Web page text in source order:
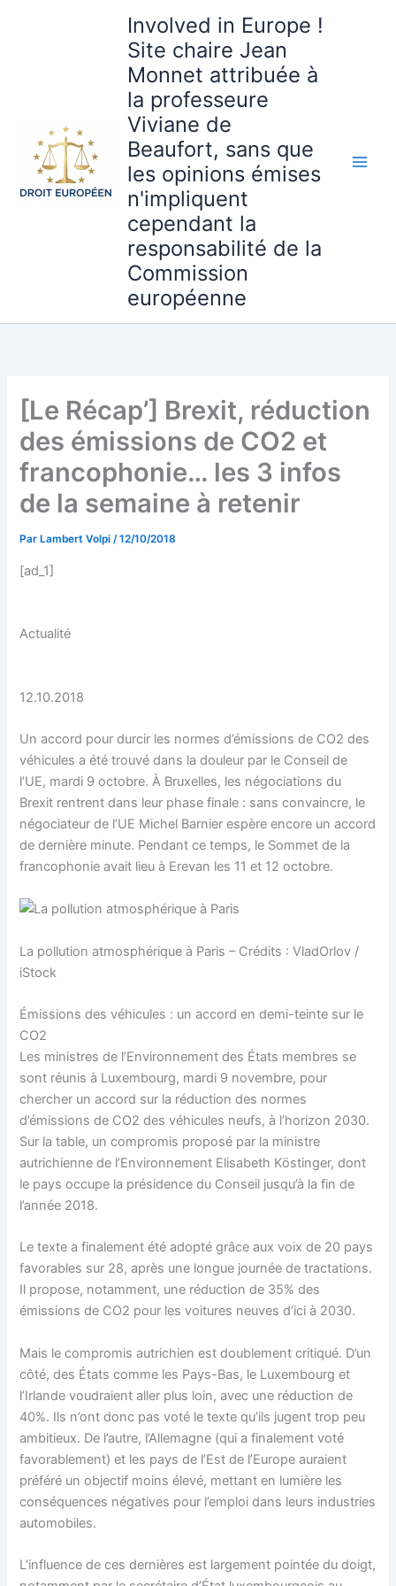
Involved in Europe !
Site chaire Jean
Monnet attribuée à
la professeure
Viviane de
Beaufort, sans que
les opinions émises
n'impliquent
cependant la
responsabilité de la
Commission
européenne
[Le Récap’] Brexit, réduction
des émissions de CO2 et
francophonie… les 3 infos
de la semaine à retenir
Par Lambert Volpi/12/10/2018
[ad_1]
Actualité
12.10.2018
Un accord pour durcir les normes d’émissions de CO2 des
véhicules a été trouvé dans la douleur par le Conseil de
l’UE, mardi 9 octobre. À Bruxelles, les négociations du
Brexit rentrent dans leur phase finale : sans convaincre, le
négociateur de l’UE Michel Barnier espère encore un accord
de dernière minute. Pendant ce temps, le Sommet de la
francophonie avait lieu à Erevan les 11 et 12 octobre.
La pollution atmosphérique à Paris – Crédits : VladOrlov /
iStock
Émissions des véhicules : un accord en demi-teinte sur le
CO2
Les ministres de l’Environnement des États membres se
sont réunis à Luxembourg, mardi 9 novembre, pour
chercher un accord sur la réduction des normes
d’émissions de CO2 des véhicules neufs, à l’horizon 2030.
Sur la table, un compromis proposé par la ministre
autrichienne de l’Environnement Elisabeth Köstinger, dont
le pays occupe la présidence du Conseil jusqu’à la fin de
l’année 2018.
Le texte a finalement été adopté grâce aux voix de 20 pays
favorables sur 28, après une longue journée de tractations.
Il propose, notamment, une réduction de 35% des
émissions de CO2 pour les voitures neuves d’ici à 2030.
Mais le compromis autrichien est doublement critiqué. D’un
côté, des États comme les Pays-Bas, le Luxembourg et
l’Irlande voudraient aller plus loin, avec une réduction de
40%. Ils n’ont donc pas voté le texte qu’ils jugent trop peu
ambitieux. De l’autre, l’Allemagne (qui a finalement voté
favorablement) et les pays de l’Est de l’Europe auraient
préféré un objectif moins élevé, mettant en lumière les
conséquences négatives pour l’emploi dans leurs industries
automobiles.
L’influence de ces dernières est largement pointée du doigt,